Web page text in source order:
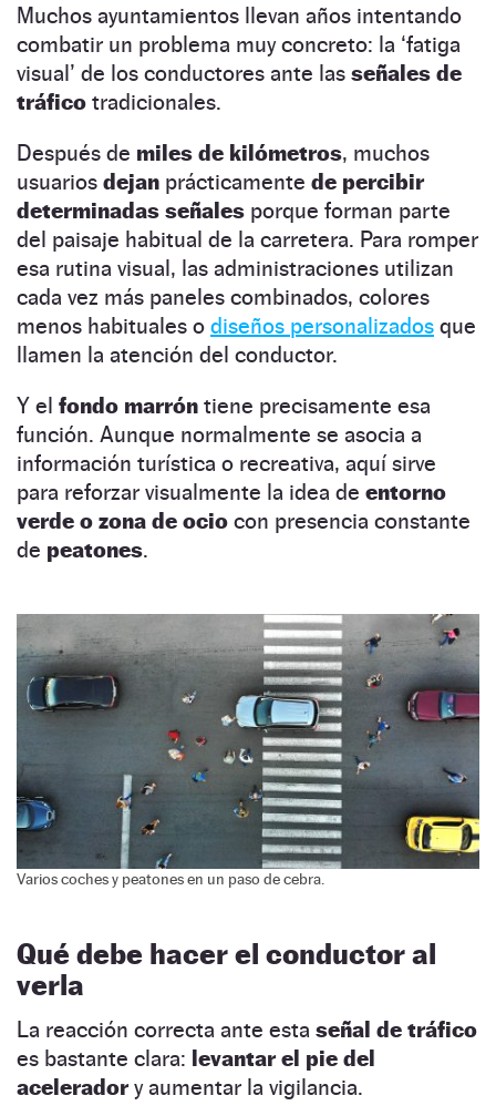
Muchos ayuntamientos llevan años intentando
combatir un problema muy concreto: la ‘fatiga
visual’ de los conductores ante las señales de
tráfico tradicionales.
Después de miles de kilómetros, muchos
usuarios dejan prácticamente de percibir
determinadas señales porque forman parte
del paisaje habitual de la carretera. Para romper
esa rutina visual, las administraciones utilizan
cada vez más paneles combinados, colores
menos habituales o diseños personalizados que
llamen la atención del conductor.
Y el fondo marrón tiene precisamente esa
función. Aunque normalmente se asocia a
información turística o recreativa, aquí sirve
para reforzar visualmente la idea de entorno
verde o zona de ocio con presencia constante
de peatones.
Varios coches y peatones en un paso de cebra.
Qué debe hacer el conductor al
verla
La reacción correcta ante esta señal de tráfico
es bastante clara: levantar el pie del
aceleradory aumentar la vigilancia.